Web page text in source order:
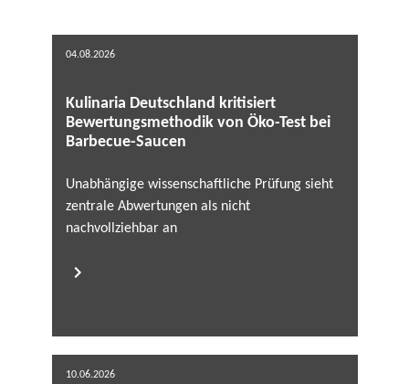
04.08.2026
Kulinaria Deutschland kritisiert
Bewertungsmethodik von Öko-Test bei
Barbecue-Saucen
Unabhängige wissenschaftliche Prüfung sieht
zentrale Abwertungen als nicht
nachvollziehbar an
10.06.2026